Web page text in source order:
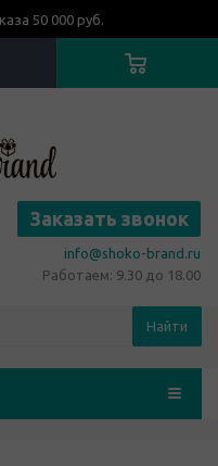
50 000 руб.
Заказать звонок
info@shoko-brand.ru
Работаем: 9.30 до 18.00
Найти